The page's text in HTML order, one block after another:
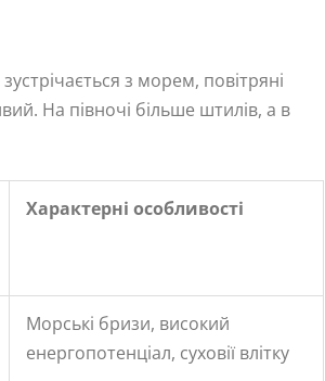
з морем, повітряні
На півночі більше штилів, а в
Характерні особливості
Морські бризи, високий
енергопотенціал, суховії влітку